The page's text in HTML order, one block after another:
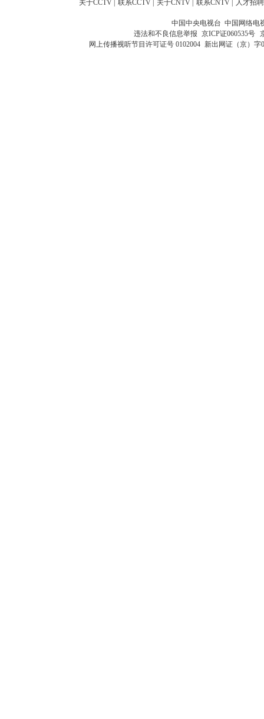
关于CCTV 联系CCTV 关于CNTV 联系CNTV 人才招聘
中国中央电视台 中国网络电
违法和不良信息举报 京ICP证060535号
网上传播视听节目许可证号 0102004 新出网证（京）